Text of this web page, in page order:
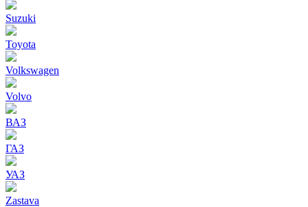
Suzuki
Toyota
Volkswagen
Volvo
ВАЗ
ГАЗ
УАЗ
Zastava